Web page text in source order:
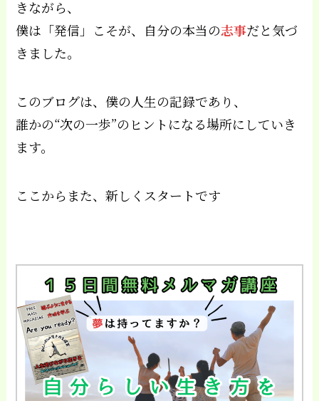
きながら、
僕は「発信」こそが、自分の本当の志事だと気づ
きました。
このブログは、僕の人生の記録であり、
誰かの“次の一歩”のヒントになる場所にしていき
ます。
ここからまた、新しくスタートです